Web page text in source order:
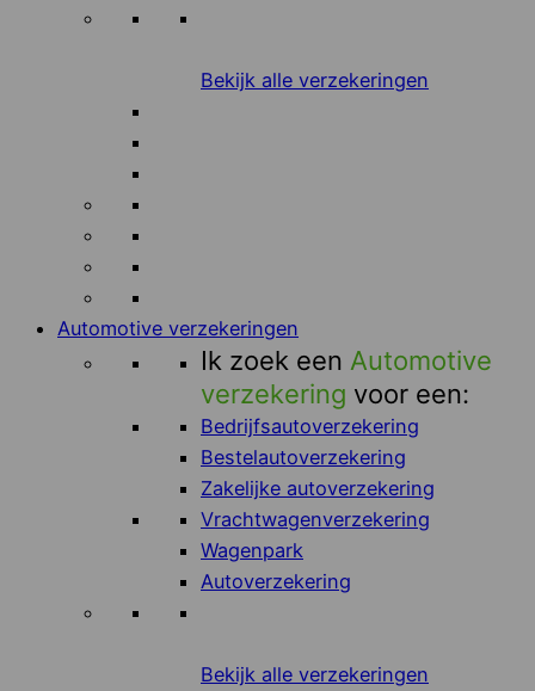
Bekijk alle verzekeringen
Automotive verzekeringen
Ik zoek een Automotive
verzekering voor een:
Bedrijfsautoverzekering
Bestelautoverzekering
Zakelijke autoverzekering
Vrachtwagenverzekering
Wagenpark
Autoverzekering
Bekijk alle verzekeringen